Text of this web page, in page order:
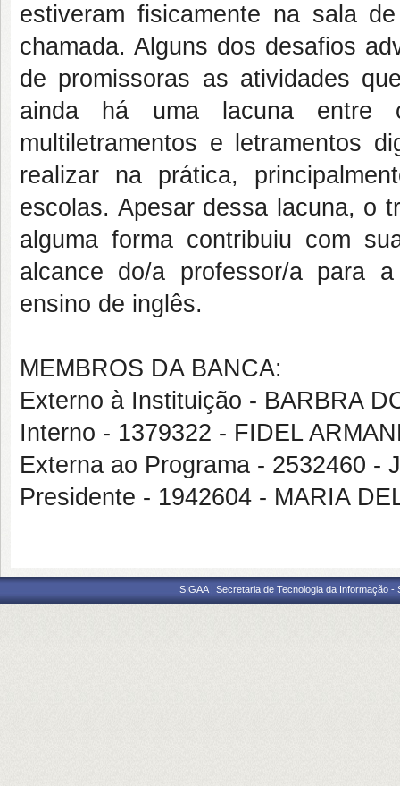
estiveram fisicamente na sala
chamada. Alguns dos desafios
de promissoras as atividades
ainda há uma lacuna entre
multiletramentos e letramentos
realizar na prática,
escolas. Apesar dessa lacuna, o
alguma forma contribuiu com
alcance do/a professor/a para
ensino de inglês.
MEMBROS DA BANCA:
Externo à Instituição - BARBRA
Interno - 1379322 - FIDEL
Externa ao Programa - 2532460 -
Presidente - 1942604 - MARIA
SIGAA | Secretaria de Tecnologia da Informação